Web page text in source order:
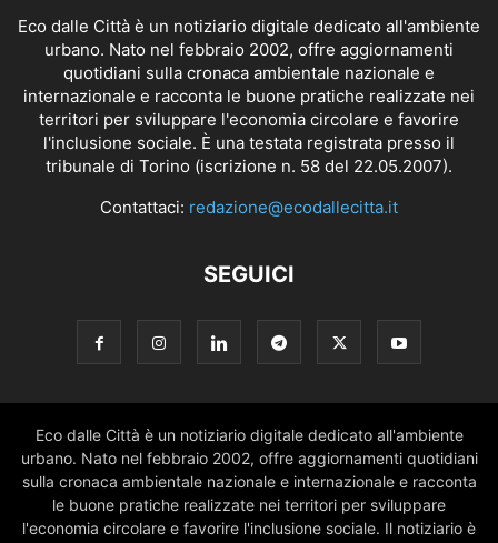
Eco dalle Città è un notiziario digitale dedicato all'ambiente
urbano. Nato nel febbraio 2002, offre aggiornamenti
quotidiani sulla cronaca ambientale nazionale e
internazionale e racconta le buone pratiche realizzate nei
territori per sviluppare l'economia circolare e favorire
l'inclusione sociale. È una testata registrata presso il
tribunale di Torino (iscrizione n. 58 del 22.05.2007).
Contattaci: redazione@ecodallecitta.it
SEGUICI
Eco dalle Città è un notiziario digitale dedicato all'ambiente
urbano. Nato nel febbraio 2002, offre aggiornamenti quotidiani
sulla cronaca ambientale nazionale e internazionale e racconta
le buone pratiche realizzate nei territori per sviluppare
l'economia circolare e favorire l'inclusione sociale. Il notiziario è